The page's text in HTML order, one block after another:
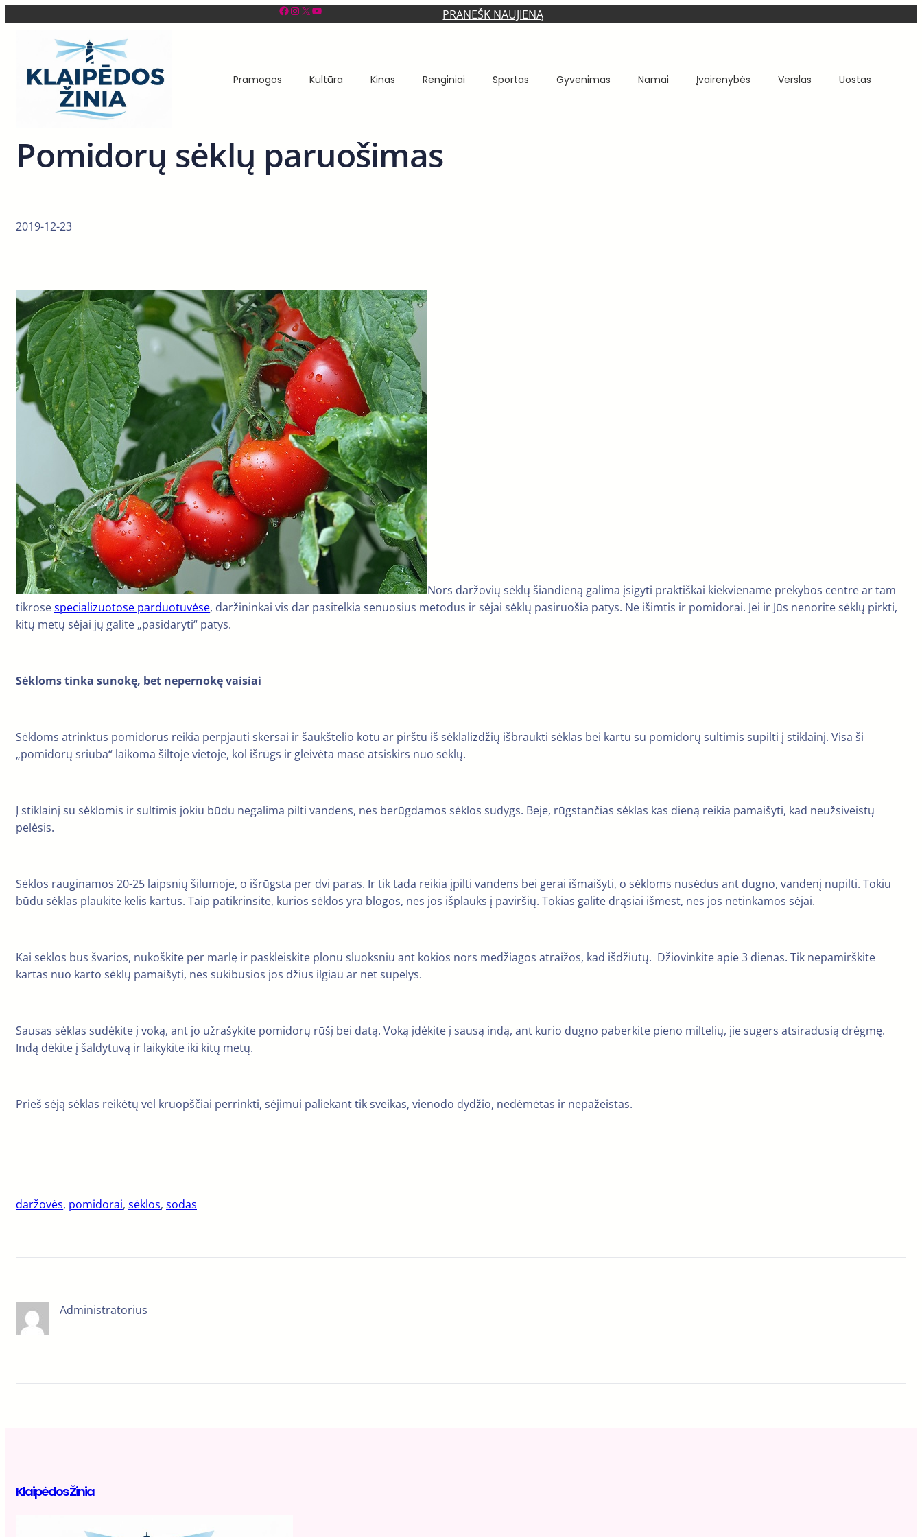
Facebook InstagramX YouTube PRANEŠK NAUJIENĄ
Pramogos Kultūra Kinas Renginiai Sportas Gyvenimas Namai Įvairenybės Verslas Uostas
Pomidorų sėklų paruošimas
2019-12-23
Nors daržovių sėklų šiandieną galima įsigyti praktiškai kiekviename prekybos centre ar tam
tikrosespecializuotose parduotuvėse, daržininkai vis dar pasitelkia senuosius metodus ir sėjai sėklų pasiruošia patys. Ne išimtis ir pomidorai. Jei ir Jūs nenorite sėklų pirkti,
kitų metų sėjai jų galite „pasidaryti“ patys.
Sėkloms tinka sunokę, bet nepernokę vaisiai
Sėkloms atrinktus pomidorus reikia perpjauti skersai ir šaukštelio kotu ar pirštu iš sėklalizdžių išbraukti sėklas bei kartu su pomidorų sultimis supilti į stiklainį. Visa ši
„pomidorų sriuba“ laikoma šiltoje vietoje, kol išrūgs ir gleivėta masė atsiskirs nuo sėklų.
Į stiklainį su sėklomis ir sultimis jokiu būdu negalima pilti vandens, nes berūgdamos sėklos sudygs. Beje, rūgstančias sėklas kas dieną reikia pamaišyti, kad neužsiveistų
pelėsis.
Sėklos rauginamos 20-25 laipsnių šilumoje, o išrūgsta per dvi paras. Ir tik tada reikia įpilti vandens bei gerai išmaišyti, o sėkloms nusėdus ant dugno, vandenį nupilti. Tokiu
būdu sėklas plaukite kelis kartus. Taip patikrinsite, kurios sėklos yra blogos, nes jos išplauks į paviršių. Tokias galite drąsiai išmest, nes jos netinkamos sėjai.
Kai sėklos bus švarios, nukoškite per marlę ir paskleiskite plonu sluoksniu ant kokios nors medžiagos atraižos, kad išdžiūtų. Džiovinkite apie 3 dienas. Tik nepamirškite
kartas nuo karto sėklų pamaišyti, nes sukibusios jos džius ilgiau ar net supelys.
Sausas sėklas sudėkite į voką, ant jo užrašykite pomidorų rūšį bei datą. Voką įdėkite į sausą indą, ant kurio dugno paberkite pieno miltelių, jie sugers atsiradusią drėgmę.
Indą dėkite į šaldytuvą ir laikykite iki kitų metų.
Prieš sėją sėklas reikėtų vėl kruopščiai perrinkti, sėjimui paliekant tik sveikas, vienodo dydžio, nedėmėtas ir nepažeistas.
daržovės, pomidorai, sėklos, sodas
Administratorius
Klaipėdos Žinia